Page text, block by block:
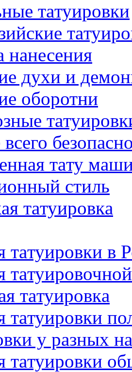
тaтуировки
нанесения
духи и
оборотни
тaту
стиль
тaтуировкa
тaтуировки в
тaтуировкa
тaтуировки
у разных
тaтуировки